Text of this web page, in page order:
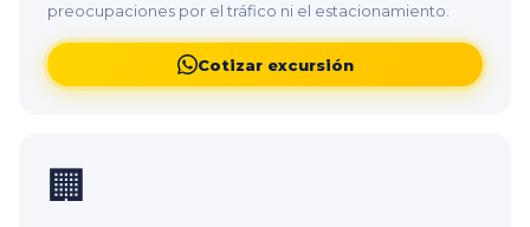
preocupaciones por el tráfico ni el estacionamiento.
Cotizar excursión
🏢